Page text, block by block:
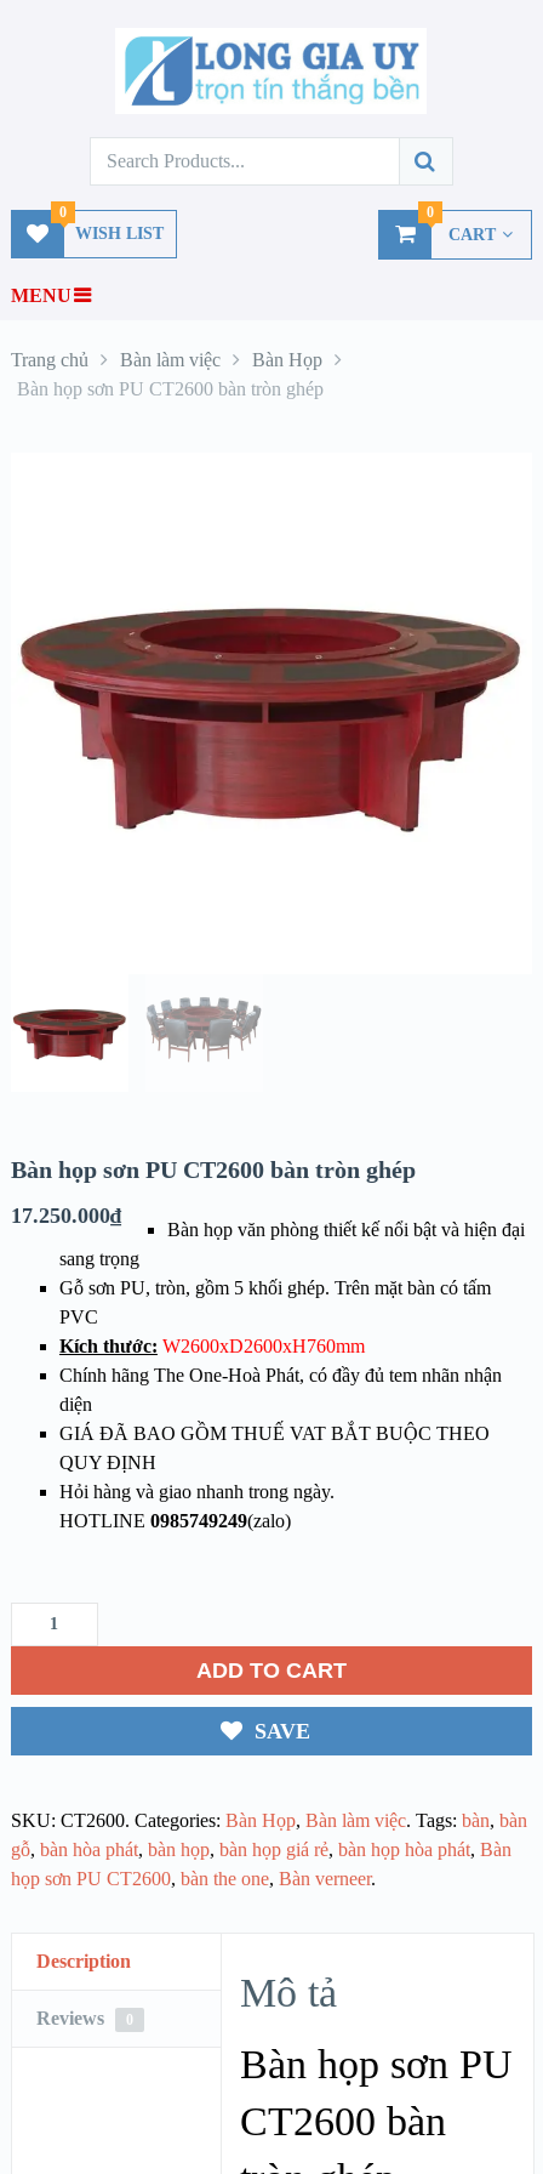
WISH LIST
0
CART
0
MENU
Trang chủ Bàn làm việc
Bàn Họp
Bàn họp sơn PU CT2600 bàn tròn ghép
Bàn họp sơn PU CT2600 bàn tròn ghép
17.250.000₫
Bàn họp văn phòng thiết kế nổi bật và hiện đại
sang trọng
Gỗ sơn PU, tròn, gồm 5 khối ghép. Trên mặt bàn có tấm
PVC
Kích thước: W2600xD2600xH760mm
Chính hãng The One-Hoà Phát, có đầy đủ tem nhãn nhận
diện
GIÁ ĐÃ BAO GỒM THUẾ VAT BẮT BUỘC THEO
QUY ĐỊNH
Hỏi hàng và giao nhanh trong ngày.
HOTLINE 0985749249(zalo)
ADD TO CART
SAVE
SKU: CT2600. Categories: Bàn Họp, Bàn làm việc. Tags: bàn, bàn
gỗ, bàn hòa phát, bàn họp, bàn họp giá rẻ, bàn họp hòa phát, Bàn
họp sơn PU CT2600, bàn the one, Bàn verneer.
Description
Reviews 0
Mô tả
Bàn họp sơn PU
CT2600 bàn